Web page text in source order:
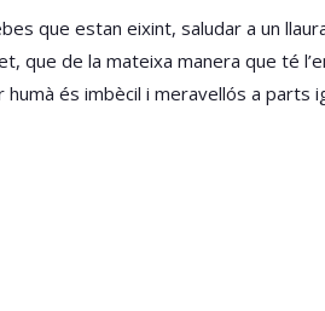
que estan eixint, saludar a un
que de la mateixa manera que té
és imbècil i meravellós a parts